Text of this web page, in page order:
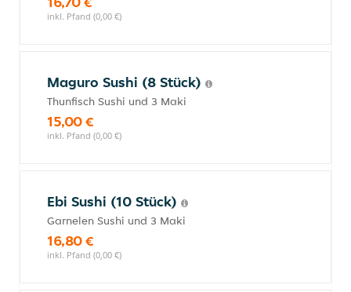
inkl. Pfand (0,00 €)
Maguro Sushi (8 Stück)
Thunfisch Sushi und 3 Maki
15,00 €
inkl. Pfand (0,00 €)
Ebi Sushi (10 Stück)
Garnelen Sushi und 3 Maki
16,80 €
inkl. Pfand (0,00 €)